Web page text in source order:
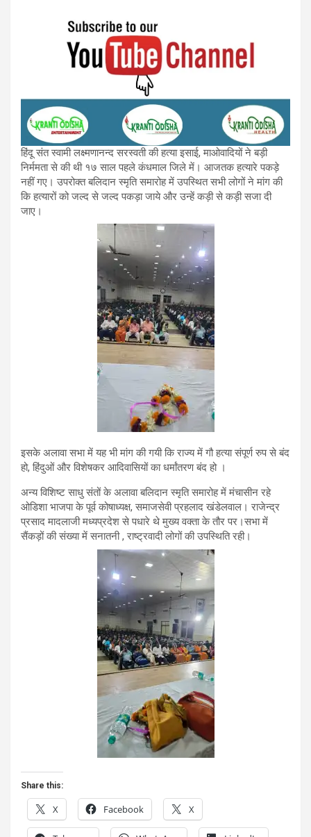
हिंदू संत स्वामी लक्ष्मणानन्द सरस्वती की हत्या इसाई, माओवादियों ने बड़ी
निर्ममता से की थी १७ साल पहले कंधमाल जिले में। आजतक हत्यारे पकड़े
नहीं गए। उपरोक्त बलिदान स्मृति समारोह में उपस्थित सभी लोगों ने मांग की
कि हत्यारों को जल्द से जल्द पकड़ा जाये और उन्हें कड़ी से कड़ी सजा दी
जाए।
इसके अलावा सभा में यह भी मांग की गयी कि राज्य में गौ हत्या संपूर्ण रुप से बंद
हो, हिंदुओं और विशेषकर आदिवासियों का धर्मांतरण बंद हो ।
अन्य विशिष्ट साधु संतों के अलावा बलिदान स्मृति समारोह में मंचासीन रहे
ओडिशा भाजपा के पूर्व कोषाध्यक्ष, समाजसेवी प्रहलाद खंडेलवाल। राजेन्द्र
प्रसाद मादलाजी मध्यप्रदेश से पधारे थे मुख्य वक्ता के तौर पर।सभा में
सैंकड़ों की संख्या में सनातनी , राष्ट्रवादी लोगों की उपस्थिति रही।
Share this:
X Facebook X